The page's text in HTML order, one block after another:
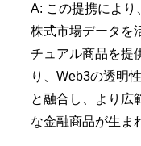
A: この提携により
株式市場データを
チュアル商品を提
り、Web3の透明
と融合し、より広
な金融商品が生ま